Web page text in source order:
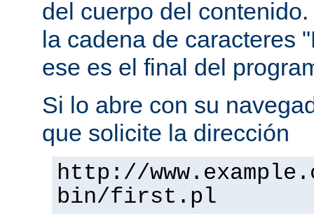
del cuerpo del
la cadena de caracteres
ese es el final del
Si lo abre con su
que solicite la dirección
http://
bin/first.pl